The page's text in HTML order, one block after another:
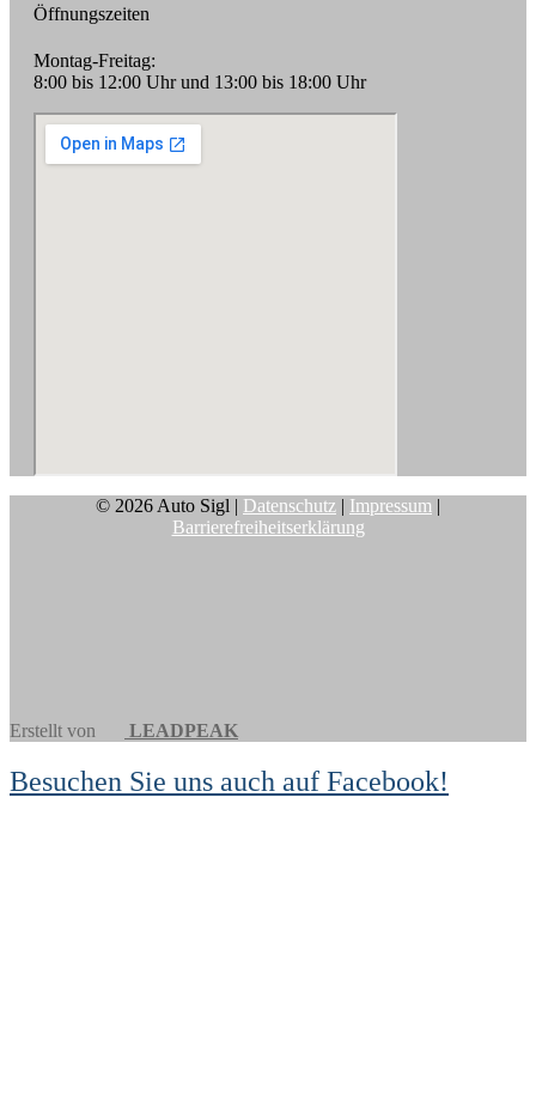
Öffnungszeiten
Montag-Freitag:
8:00 bis 12:00 Uhr und 13:00 bis 18:00 Uhr
© 2026 Auto Sigl | Datenschutz | Impressum |
Barrierefreiheitserklärung
Erstellt von LEADPEAK
Besuchen Sie uns auch auf Facebook!